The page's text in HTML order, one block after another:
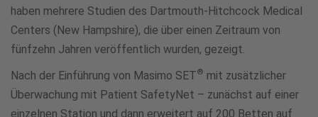
haben mehrere Studien des Dartmouth-Hitchcock Medical
Centers (New Hampshire), die über einen Zeitraum von
fünfzehn Jahren veröffentlich wurden, gezeigt.
Nach der Einführung von Masimo SET® mit zusätzlicher
Überwachung mit Patient SafetyNet – zunächst auf einer
einzelnen Station und dann erweitert auf 200 Betten auf